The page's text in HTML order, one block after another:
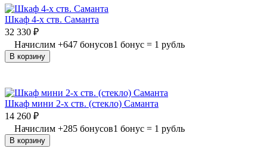
Шкаф 4-х ств. Саманта
32 330 ₽
Начислим +647 бонусов1 бонус = 1 рубль
В корзину
Шкаф мини 2-х ств. (стекло) Саманта
14 260 ₽
Начислим +285 бонусов1 бонус = 1 рубль
В корзину